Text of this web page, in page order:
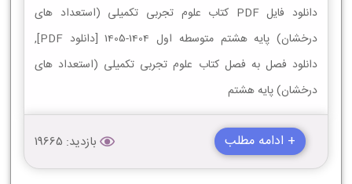
دانلود فایل PDF کتاب علوم تجربی تکمیلی (استعداد های
درخشان) پایه هشتم متوسطه اول 1404-1405 [دانلود PDF],
دانلود فصل به فصل کتاب علوم تجربی تکمیلی (استعداد های
درخشان) پایه هشتم
+ ادامه مطلب بازدید: 19665